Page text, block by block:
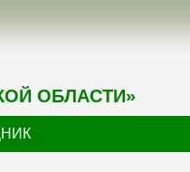
ОБЛАСТИ»